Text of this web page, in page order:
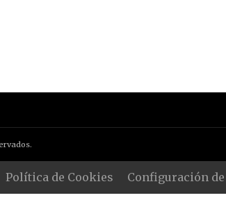
Política de Cookies Configuración